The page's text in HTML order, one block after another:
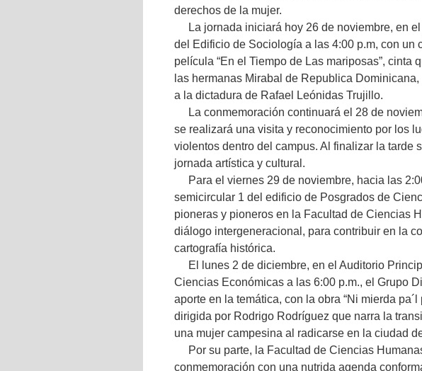
derechos de la mujer.
La jornada iniciará hoy 26 de noviembre, en
del Edificio de Sociología a las 4:00 p.m, con un
película “En el Tiempo de Las mariposas”, cinta
las hermanas Mirabal de Republica
a la dictadura de Rafael Leónidas Trujillo.
La conmemoración continuará el 28 de
se realizará una visita y reconocimiento por los
violentos dentro del campus. Al finalizar la tarde
jornada artística y cultural.
Para el viernes 29 de noviembre, hacia las
semicircular 1 del edificio de Posgrados de
pioneras y pioneros en la Facultad de Ciencias
diálogo intergeneracional, para contribuir en la
cartografía histórica.
El lunes 2 de diciembre, en el Auditorio
Ciencias Económicas a las 6:00 p.m., el Grupo
aporte en la temática, con la obra “Ni mierda pa´l
dirigida por Rodrigo Rodríguez que narra la
una mujer campesina al radicarse en la ciudad
Por su parte, la Facultad de Ciencias
conmemoración con una nutrida agenda